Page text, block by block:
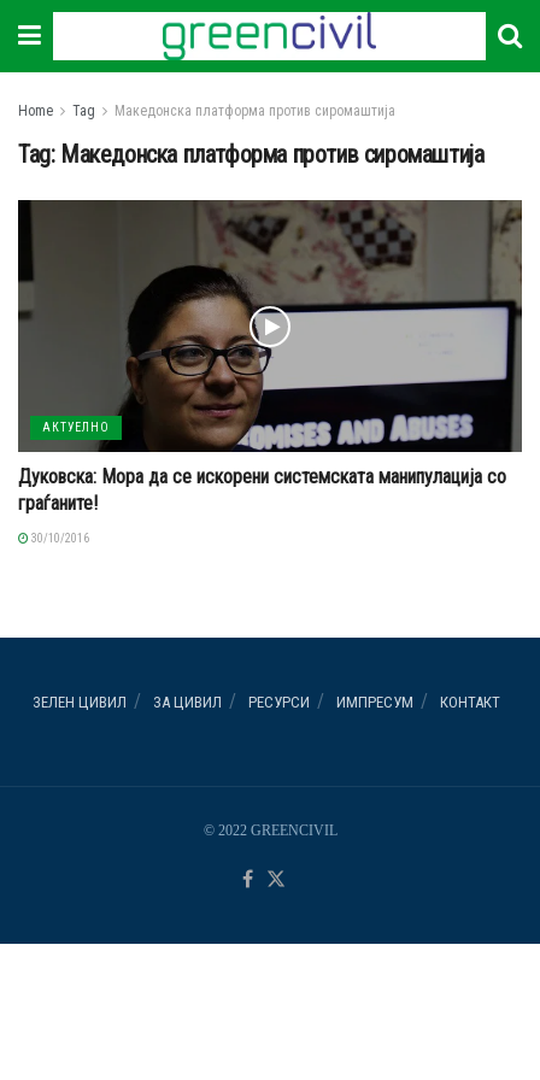
Home Tag Македонска платформа против сиромаштија
Tag: Македонска платформа против сиромаштија
АКТУЕЛНО
Дуковска: Мора да се искорени системската манипулација со
граѓаните!
30/10/2016
ЗЕЛЕН ЦИВИЛ ЗА ЦИВИЛ РЕСУРСИ ИМПРЕСУМ КОНТАКТ
© 2022 GREENCIVIL